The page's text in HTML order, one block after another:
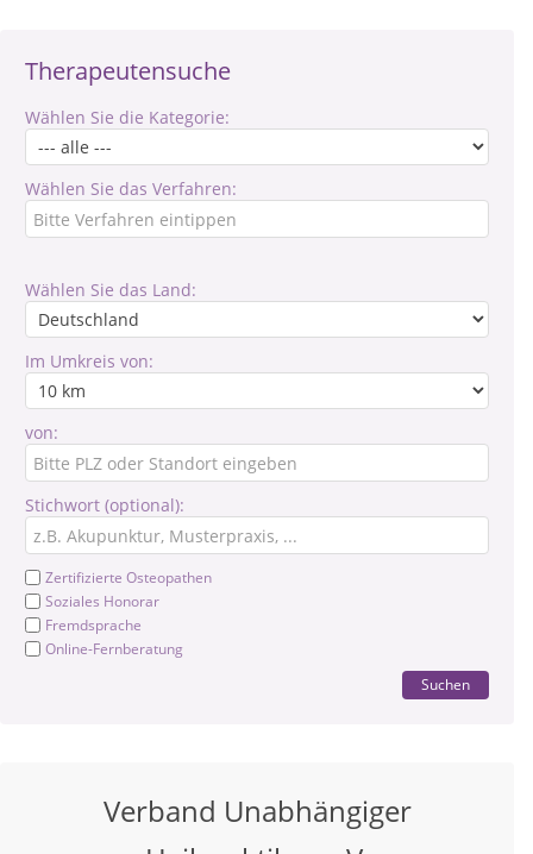
Therapeutensuche
Wählen Sie die Kategorie:
Wählen Sie das Verfahren:
Wählen Sie das Land:
Im Umkreis von:
von:
Stichwort (optional):
Zertifizierte Osteopathen
Soziales Honorar
Fremdsprache
Online-Fernberatung
Suchen
Verband Unabhängiger